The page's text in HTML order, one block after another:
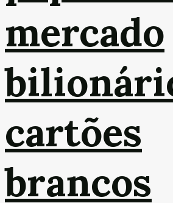
mercado
cartões
brancos